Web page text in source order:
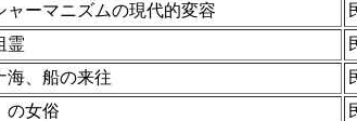
ャーマニズムの現代的変容
霊
海、船の来往
の女俗